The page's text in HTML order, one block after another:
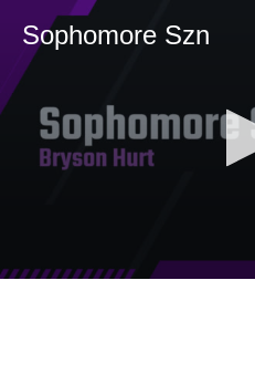
Sophomore Szn